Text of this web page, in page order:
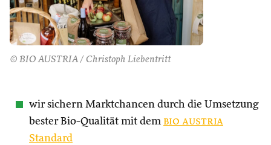
© BIO AUSTRIA / Christoph Liebentritt
wir sichern Marktchancen durch die Umsetzung
bester Bio-Qualität mit dem bio austria
Standard